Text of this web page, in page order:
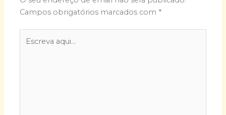
Campos obrigatórios marcados com *
aqui...